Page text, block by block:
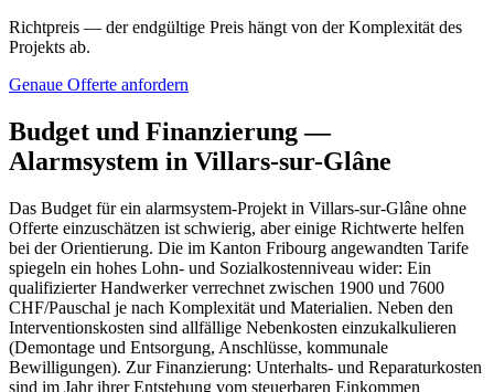
Richtpreis — der endgültige Preis hängt von der Komplexität des
Projekts ab.
Genaue Offerte anfordern
Budget und Finanzierung —
Alarmsystem in Villars-sur-Glâne
Das Budget für ein alarmsystem-Projekt in Villars-sur-Glâne ohne
Offerte einzuschätzen ist schwierig, aber einige Richtwerte helfen
bei der Orientierung. Die im Kanton Fribourg angewandten Tarife
spiegeln ein hohes Lohn- und Sozialkostenniveau wider: Ein
qualifizierter Handwerker verrechnet zwischen 1900 und 7600
CHF/Pauschal je nach Komplexität und Materialien. Neben den
Interventionskosten sind allfällige Nebenkosten einzukalkulieren
(Demontage und Entsorgung, Anschlüsse, kommunale
Bewilligungen). Zur Finanzierung: Unterhalts- und Reparaturkosten
sind im Jahr ihrer Entstehung vom steuerbaren Einkommen